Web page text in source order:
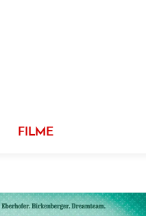
FILME